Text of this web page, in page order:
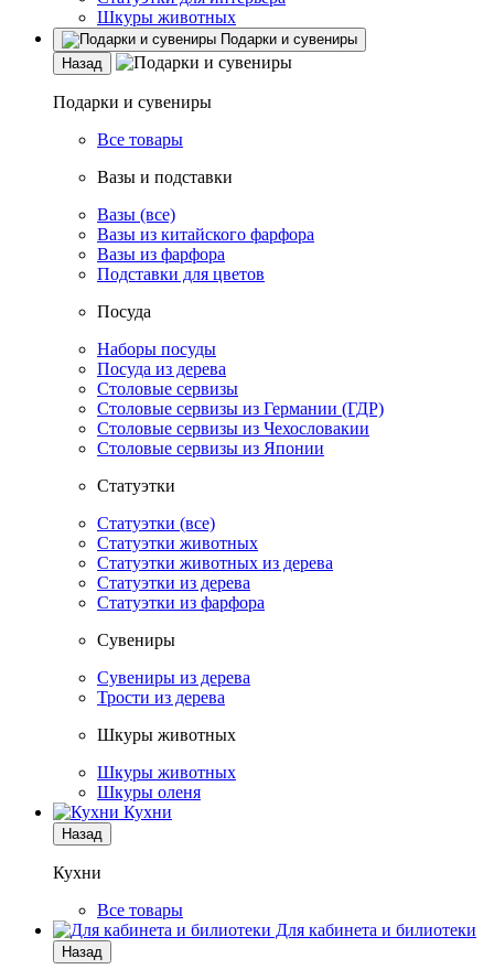
Шкуры животных
Подарки и сувениры
Назад
Подарки и сувениры
Все товары
Вазы и подставки
Вазы (все)
Вазы из китайского фарфора
Вазы из фарфора
Подставки для цветов
Посуда
Наборы посуды
Посуда из дерева
Столовые сервизы
Столовые сервизы из Германии (ГДР)
Столовые сервизы из Чехословакии
Столовые сервизы из Японии
Статуэтки
Статуэтки (все)
Статуэтки животных
Статуэтки животных из дерева
Статуэтки из дерева
Статуэтки из фарфора
Сувениры
Сувениры из дерева
Трости из дерева
Шкуры животных
Шкуры животных
Шкуры оленя
Кухни
Назад
Кухни
Все товары
Для кабинета и билиотеки
Назад